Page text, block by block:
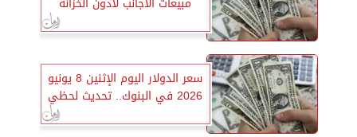
سعر الدولار اليوم الإثنين 8 يونيو
2026 في البنوك.. تحديث لحظي